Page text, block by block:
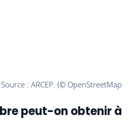
peut-on obtenir à